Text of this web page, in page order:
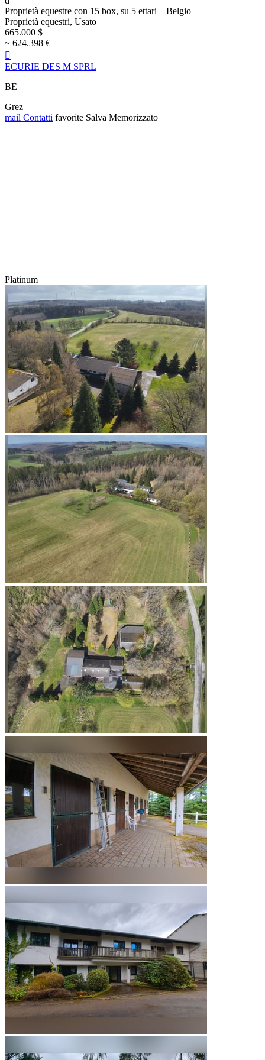
Proprietà equestre con 15 box, su 5 ettari – Belgio
Proprietà equestri, Usato
665.000 $
~ 624.398 €

ECURIE DES M SPRL
BE
Grez
mail Contatti favorite Salva Memorizzato
Platinum